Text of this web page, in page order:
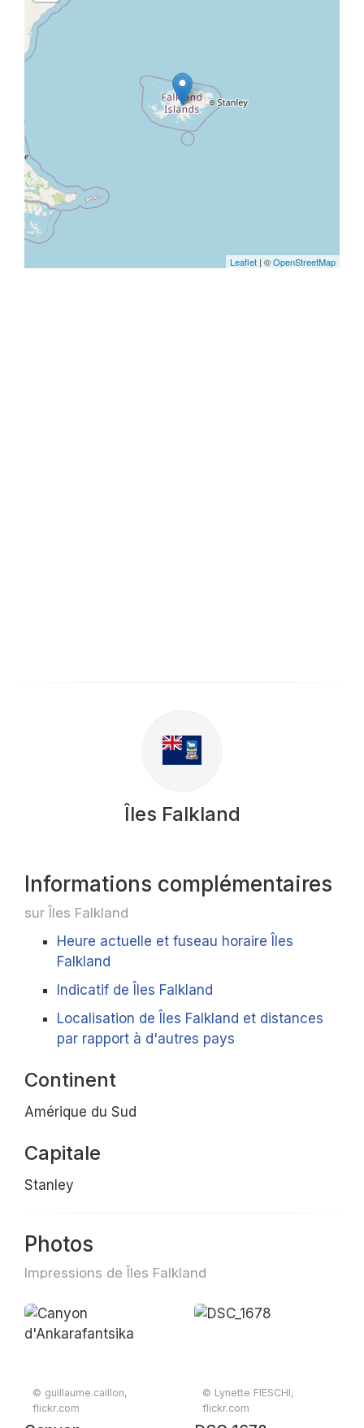
Leaflet | ©OpenStreetMap
Îles Falkland
Informations complémentaires
sur Îles Falkland
Heure actuelle et fuseau horaire Îles
Falkland
Indicatif de Îles Falkland
Localisation de Îles Falkland et distances
par rapport à d'autres pays
Continent
Amérique du Sud
Capitale
Stanley
Photos
Impressions de Îles Falkland
© guillaume.caillon,
flickr.com
© Lynette FIESCHI,
flickr.com